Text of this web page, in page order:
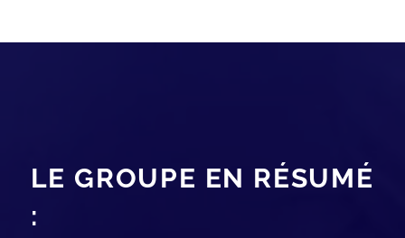
LE GROUPE EN RÉSUMÉ
: